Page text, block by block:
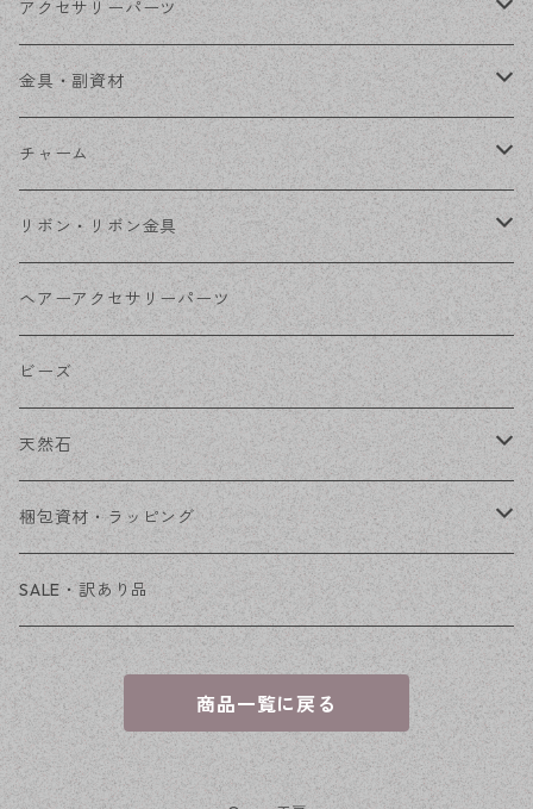
ステンレスチェーン
ステンレス金具
アクセサリーパーツ
デザイン丸カン
フレーム
コネクター
その他
金具・副資材
丸カン
ピン類
花座・ビーズキャップ
チェーン
その他
チャーム
金属
アクリル・プラ
ファーボール
リボン・リボン金具
リボン
リボン金具
ヘアーアクセサリーパーツ
ビーズ
天然石
穴あき
穴なし
梱包資材・ラッピング
発送ボックス
アクセサリー台紙
OPP袋
SALE・訳あり品
商品一覧に戻る